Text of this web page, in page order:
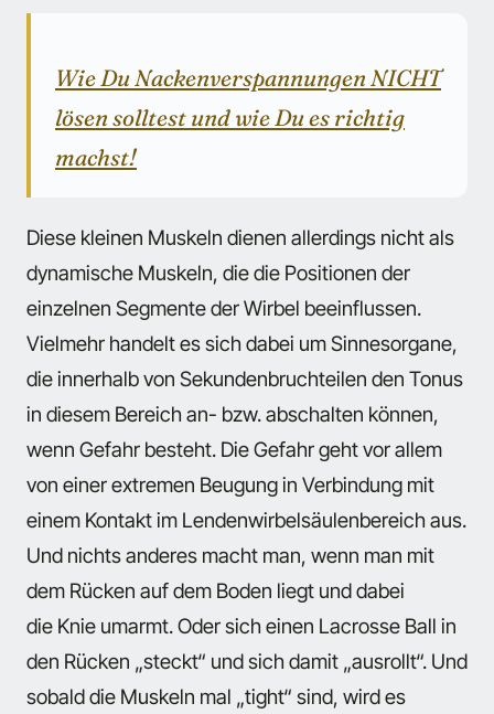
Wie Du Nackenverspannungen NICHT
lösen solltest und wie Du es richtig
machst!
Diese kleinen Muskeln dienen allerdings nicht als
dynamische Muskeln, die die Positionen der
einzelnen Segmente der Wirbel beeinflussen.
Vielmehr handelt es sich dabei um Sinnesorgane,
die innerhalb von Sekundenbruchteilen den Tonus
in diesem Bereich an- bzw. abschalten können,
wenn Gefahr besteht. Die Gefahr geht vor allem
von einer extremen Beugung in Verbindung mit
einem Kontakt im Lendenwirbelsäulenbereich aus.
Und nichts anderes macht man, wenn man mit
dem Rücken auf dem Boden liegt und dabei
die Knie umarmt. Oder sich einen Lacrosse Ball in
den Rücken „steckt“ und sich damit „ausrollt“. Und
sobald die Muskeln mal „tight“ sind, wird es